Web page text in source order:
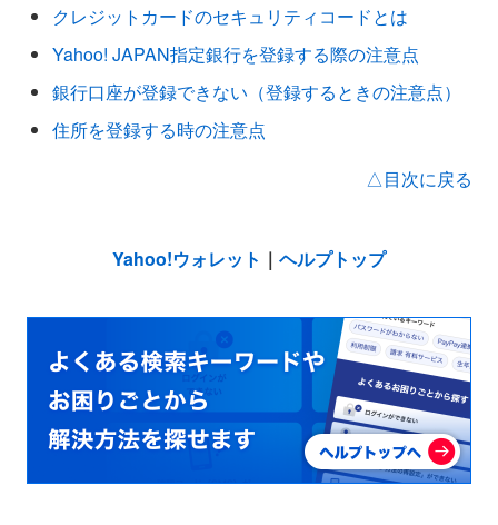
クレジットカードのセキュリティコードとは
Yahoo! JAPAN指定銀行を登録する際の注意点
銀行口座が登録できない（登録するときの注意点）
住所を登録する時の注意点
△目次に戻る
Yahoo!ウォレット ｜ ヘルプトップ